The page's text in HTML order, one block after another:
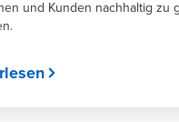
und Kunden nachhaltig zu